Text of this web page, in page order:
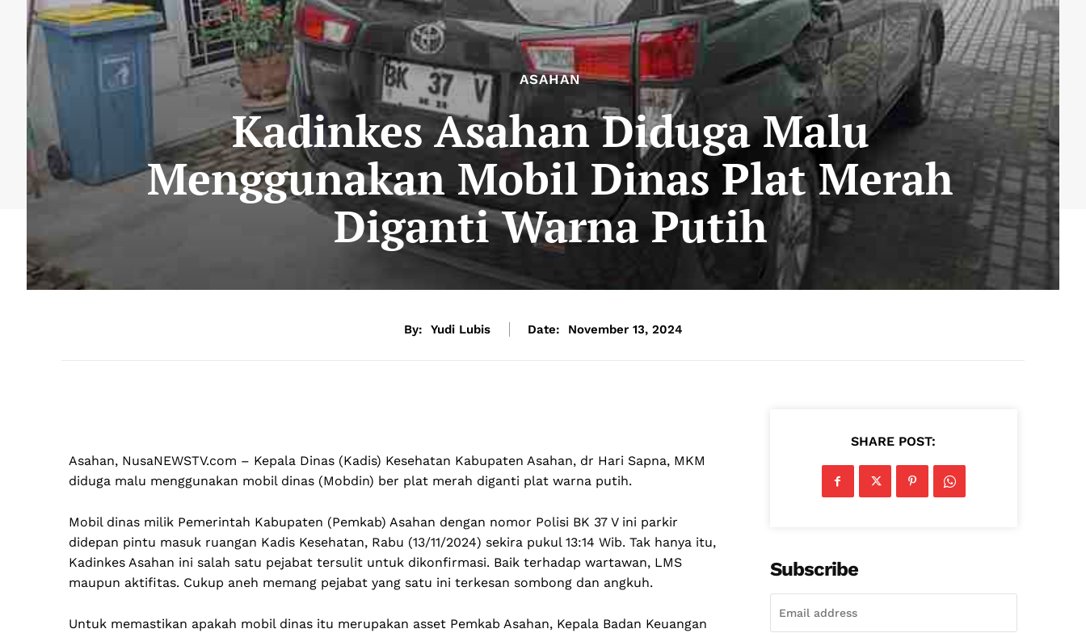
ASAHAN
Kadinkes Asahan Diduga Malu
Menggunakan Mobil Dinas Plat Merah
Diganti Warna Putih
By: Yudi Lubis Date: November 13, 2024
Asahan, NusaNEWSTV.com – Kepala Dinas (Kadis) Kesehatan Kabupaten Asahan, dr Hari Sapna, MKM
diduga malu menggunakan mobil dinas (Mobdin) ber plat merah diganti plat warna putih.
Mobil dinas milik Pemerintah Kabupaten (Pemkab) Asahan dengan nomor Polisi BK 37 V ini parkir
didepan pintu masuk ruangan Kadis Kesehatan, Rabu (13/11/2024) sekira pukul 13:14 Wib. Tak hanya itu,
Kadinkes Asahan ini salah satu pejabat tersulit untuk dikonfirmasi. Baik terhadap wartawan, LMS
maupun aktifitas. Cukup aneh memang pejabat yang satu ini terkesan sombong dan angkuh.
Untuk memastikan apakah mobil dinas itu merupakan asset Pemkab Asahan, Kepala Badan Keuangan
SHARE POST:
Subscribe